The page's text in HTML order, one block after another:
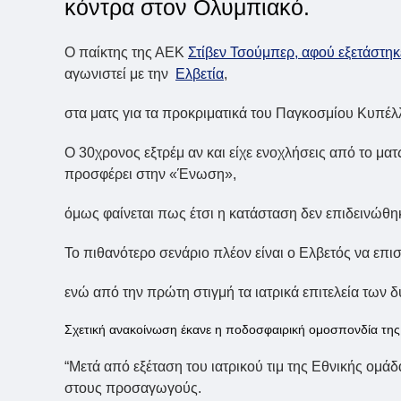
κόντρα στον Ολυμπιακό.
Ο παίκτης της ΑΕΚ Στίβεν Τσούμπερ, αφού
αγωνιστεί με την Ελβετία,
στα ματς για τα προκριματικά του Παγκοσμίου
Ο 30χρονος εξτρέμ αν και είχε ενοχλήσεις από το
προσφέρει στην «Ένωση»,
όμως φαίνεται πως έτσι η κατάσταση δεν
Το πιθανότερο σενάριο πλέον είναι ο Ελβετός να
ενώ από την πρώτη στιγμή τα ιατρικά επιτελεία των
Σχετική ανακοίνωση έκανε η ποδοσφαιρική ομοσπονδία της
“Μετά από εξέταση του ιατρικού τιμ της Εθνικής
στους προσαγωγούς.